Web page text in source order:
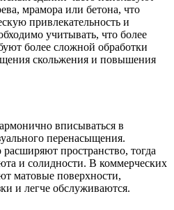
мрамора или бетона, что
привлекательность и
учитывать, что более
более сложной обработки
скольжения и повышения
вписываться в
перенасыщения.
пространство, тогда
и солидности. В коммерческих
матовые поверхности,
и легче обслуживаются.